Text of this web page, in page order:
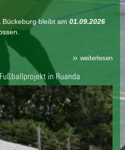
Bückeburg bleibt am 01.09.2026
weiterlesen
in Ruanda